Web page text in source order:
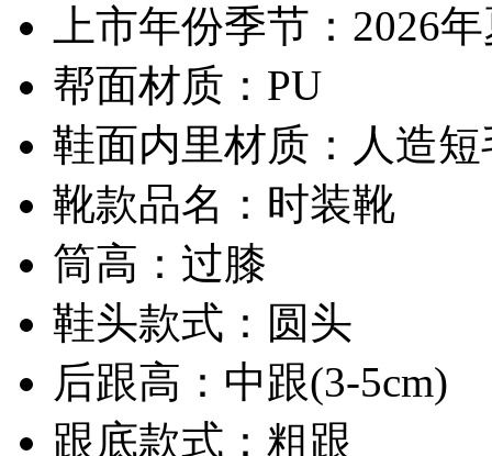
上市年份季节：2026
帮面材质：PU
鞋面内里材质：人造短
靴款品名：时装靴
筒高：过膝
鞋头款式：圆头
后跟高：中跟(3-5cm)
跟底款式：粗跟